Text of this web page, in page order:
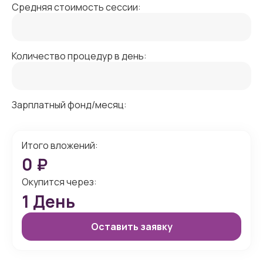
Средняя стоимость сессии:
Количество процедур в день:
Зарплатный фонд/месяц:
Итого вложений:
0 ₽
Окупится через:
1 День
Оставить заявку